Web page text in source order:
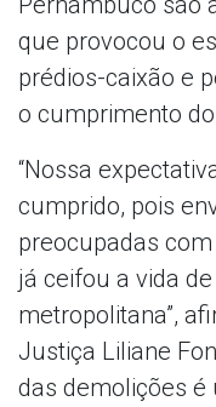
que provocou o
prédios-caixão e
o cumprimento
“Nossa
cumprido, pois
preocupadas
já ceifou a vida
metropolitana”,
Justiça Liliane
das demolições é